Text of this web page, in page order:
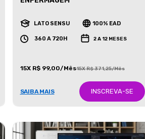
LATO SENSU 100% EAD
360 A 720H 2 A 12 MESES
15X R$ 99,00/Mês15X R$ 371,25/Mês
SAIBA MAIS INSCREVA-SE